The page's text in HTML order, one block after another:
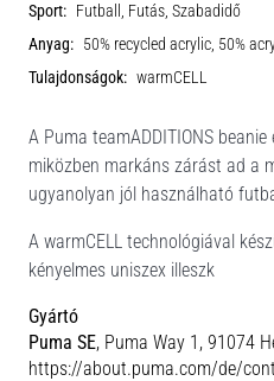
Sport: Futball, Futás, Szabadidő
Anyag: 50% recycled acrylic, 50%
Tulajdonságok: warmCELL
A Puma teamADDITIONS
miközben markáns zárást ad a
ugyanolyan jól használható
A warmCELL technológiával
kényelmes uniszex illeszk
Gyártó
Puma SE, Puma Way 1, 91074
https://about.puma.com/de/